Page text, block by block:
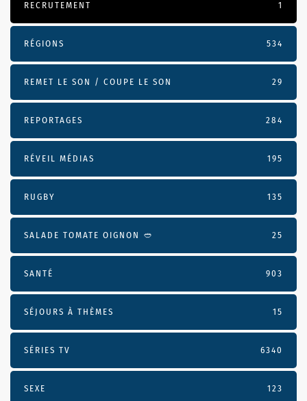
RECRUTEMENT 1
RÉGIONS 534
REMET LE SON / COUPE LE SON 29
REPORTAGES 284
RÉVEIL MÉDIAS 195
RUGBY 135
SALADE TOMATE OIGNON 🥙 25
SANTÉ 903
SÉJOURS À THÈMES 15
SÉRIES TV 6340
SEXE 123